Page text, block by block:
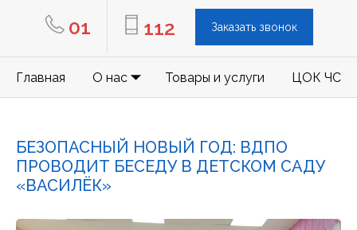
01 112 Заказать звонок
Главная О нас Товары и услуги ЦОК ЧС
БЕЗОПАСНЫЙ НОВЫЙ ГОД: ВДПО
ПРОВОДИТ БЕСЕДУ В ДЕТСКОМ САДУ
«ВАСИЛЁК»